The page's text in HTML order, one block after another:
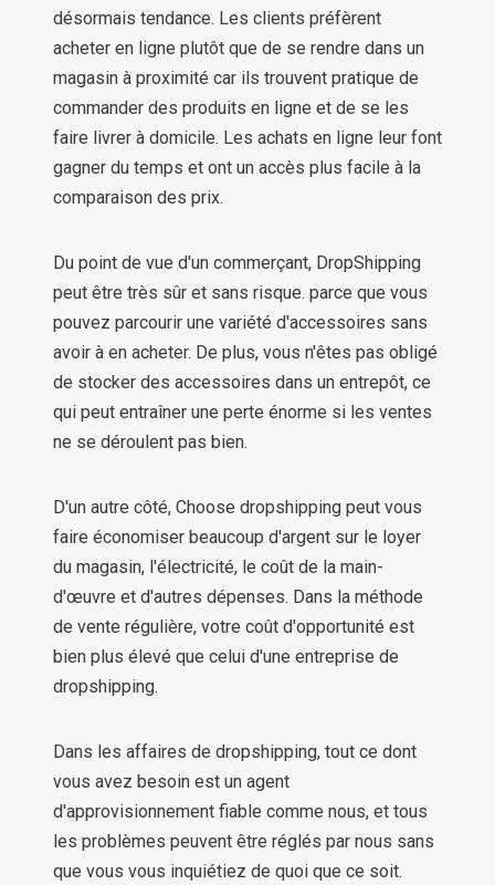
désormais tendance. Les clients préfèrent
acheter en ligne plutôt que de se rendre dans un
magasin à proximité car ils trouvent pratique de
commander des produits en ligne et de se les
faire livrer à domicile. Les achats en ligne leur font
gagner du temps et ont un accès plus facile à la
comparaison des prix.
Du point de vue d'un commerçant, DropShipping
peut être très sûr et sans risque. parce que vous
pouvez parcourir une variété d'accessoires sans
avoir à en acheter. De plus, vous n'êtes pas obligé
de stocker des accessoires dans un entrepôt, ce
qui peut entraîner une perte énorme si les ventes
ne se déroulent pas bien.
D'un autre côté, Choose dropshipping peut vous
faire économiser beaucoup d'argent sur le loyer
du magasin, l'électricité, le coût de la main-
d'œuvre et d'autres dépenses. Dans la méthode
de vente régulière, votre coût d'opportunité est
bien plus élevé que celui d'une entreprise de
dropshipping.
Dans les affaires de dropshipping, tout ce dont
vous avez besoin est un agent
d'approvisionnement fiable comme nous, et tous
les problèmes peuvent être réglés par nous sans
que vous vous inquiétiez de quoi que ce soit.